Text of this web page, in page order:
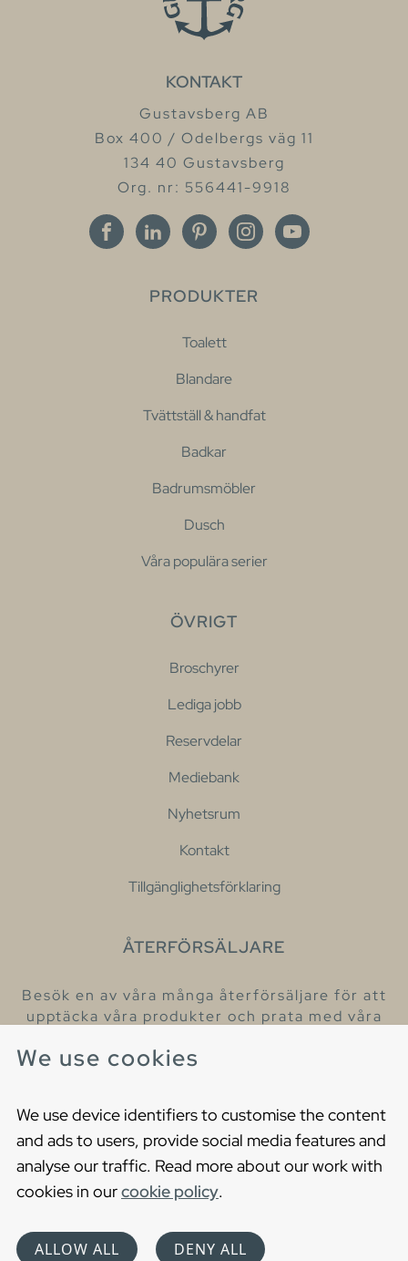
We use cookies
We use device identifiers to customise the content
and ads to users, provide social media features and
analyse our traffic. Read more about our work with
cookies in ourcookie policy.
ALLOW ALL DENY ALL
KONTAKT
Gustavsberg AB
Box 400 / Odelbergs väg 11
134 40 Gustavsberg
Org. nr: 556441-9918
PRODUKTER
Toalett
Blandare
Tvättställ & handfat
Badkar
Badrumsmöbler
Dusch
Våra populära serier
ÖVRIGT
Broschyrer
Lediga jobb
Reservdelar
Mediebank
Nyhetsrum
Kontakt
Tillgänglighetsförklaring
ÅTERFÖRSÄLJARE
Besök en av våra många återförsäljare för att
upptäcka våra produkter och prata med våra
Cookies
Privacy statement